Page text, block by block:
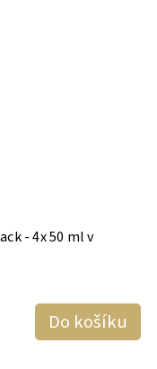
- 4x 50 ml v
Do košíku